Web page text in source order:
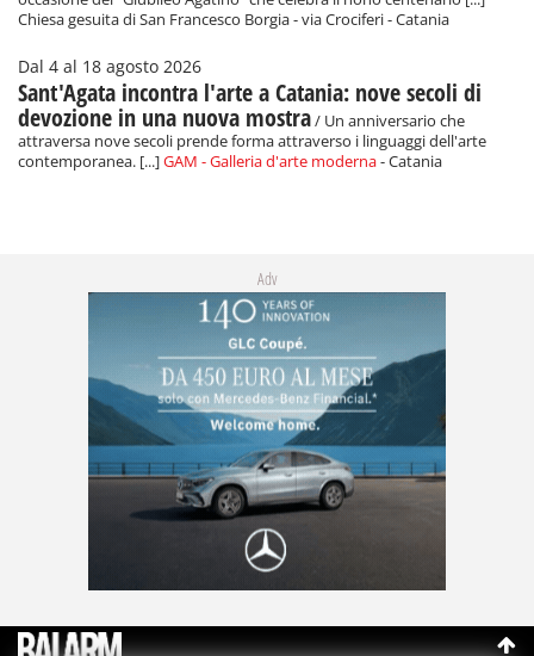
Chiesa gesuita di San Francesco Borgia - via Crociferi - Catania
Dal 4 al 18 agosto 2026
Sant'Agata incontra l'arte a Catania: nove secoli di
devozione in una nuova mostra/ Un anniversario che
attraversa nove secoli prende forma attraverso i linguaggi dell'arte
contemporanea. [...]GAM - Galleria d'arte moderna- Catania
Adv